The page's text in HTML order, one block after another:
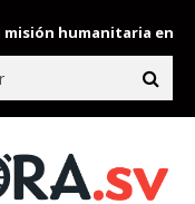
humanitaria enviada a